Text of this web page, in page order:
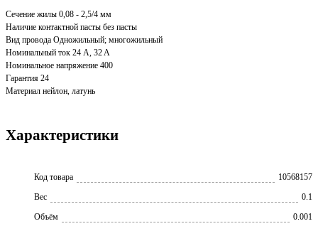
Сечение жилы 0,08 - 2,5/4 мм
Наличие контактной пасты без пасты
Вид провода Одножильный; многожильный
Номинальный ток 24 A, 32 A
Номинальное напряжение 400
Гарантия 24
Материал нейлон, латунь
Характеристики
Код товара
10568157
Вес
0.1
Объём
0.001